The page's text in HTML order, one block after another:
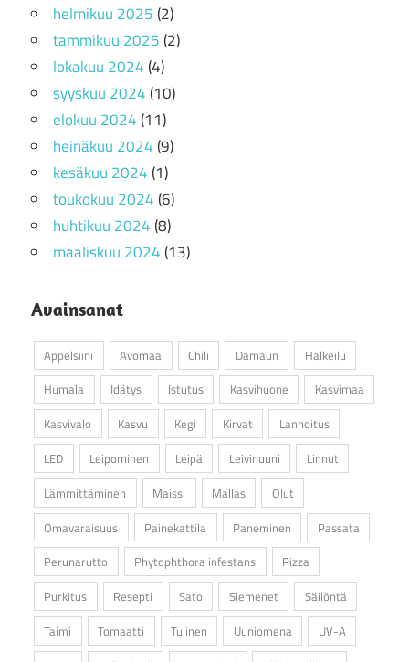
helmikuu 2025(2)
tammikuu 2025(2)
lokakuu 2024(4)
syyskuu 2024(10)
elokuu 2024(11)
heinäkuu 2024(9)
kesäkuu 2024(1)
toukokuu 2024(6)
huhtikuu 2024(8)
maaliskuu 2024(13)
Avainsanat
Appelsiini Avomaa Chili Damaun
Halkeilu
Humala
Idätys Istutus Kasvihuone
Kasvimaa
Kasvivalo
Kasvu Kegi Kirvat
Lannoitus
LED
Leipominen Leipä Leivinuuni
Linnut
Lämmittäminen
Maissi Mallas
Olut
Omavaraisuus
Painekattila Paneminen
Passata
Perunarutto
Phytophthora infestans
Pizza
Purkitus
Resepti Sato Siemenet
Säilöntä
Taimi
Tomaatti Tulinen Uuniomena
UV-A